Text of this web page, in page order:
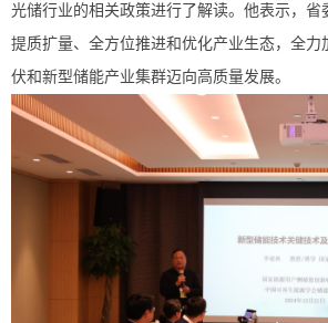
光储行业的相关政策进行了解读。他表示，省
提质扩量、全方位推进和优化产业生态，全力
伏和新型储能产业集群迈向高质量发展。